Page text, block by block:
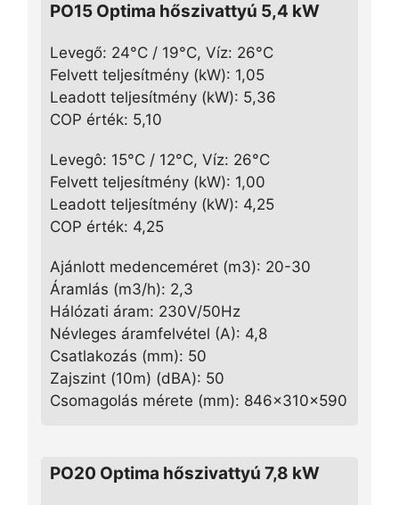
PO15 Optima hőszivattyú 5,4 kW
Levegő: 24°C / 19°C, Víz: 26°C
Felvett teljesítmény (kW): 1,05
Leadott teljesítmény (kW): 5,36
COP érték: 5,10
Levegô: 15°C / 12°C, Víz: 26°C
Felvett teljesítmény (kW): 1,00
Leadott teljesítmény (kW): 4,25
COP érték: 4,25
Ajánlott medenceméret (m3): 20-30
Áramlás (m3/h): 2,3
Hálózati áram: 230V/50Hz
Névleges áramfelvétel (A): 4,8
Csatlakozás (mm): 50
Zajszint (10m) (dBA): 50
Csomagolás mérete (mm): 846x310x590
PO20 Optima hőszivattyú 7,8 kW